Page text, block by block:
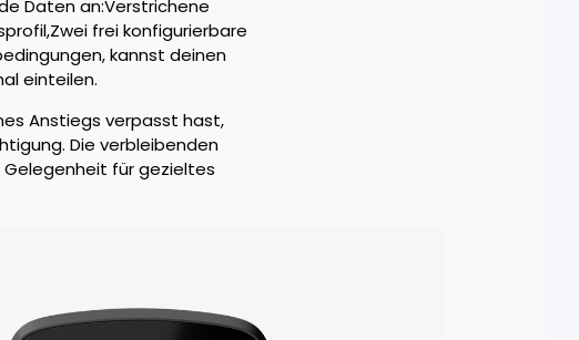
Daten an:Verstrichene
frei konfigurierbare
kannst deinen
einteilen.
Anstiegs verpasst hast,
Die verbleibenden
für gezieltes